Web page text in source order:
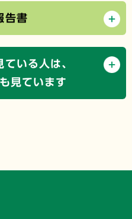
告書
いる人は、
見ています